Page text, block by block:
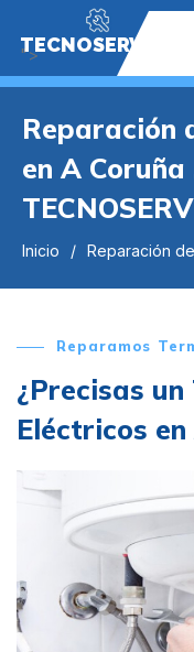
TECNOSERVICE
">
Reparación
en A
Inicio Reparación
Reparamos
¿Precisas
Eléctricos